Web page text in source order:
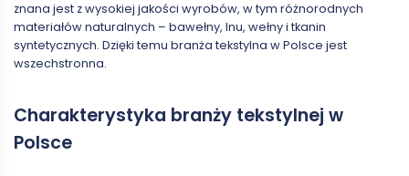
znana jest z wysokiej jakości wyrobów, w tym różnorodnych
materiałów naturalnych – bawełny, lnu, wełny i tkanin
syntetycznych. Dzięki temu branża tekstylna w Polsce jest
wszechstronna.
Charakterystyka branży tekstylnej w
Polsce